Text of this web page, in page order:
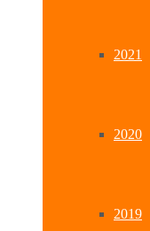
2021
2020
2019